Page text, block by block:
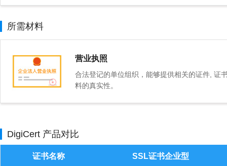
所需材料
营业执照
合法登记的单位组织，能够提供相关的证件, 证
料的真实性。
DigiCert 产品对比
证书名称 SSL证书企业型